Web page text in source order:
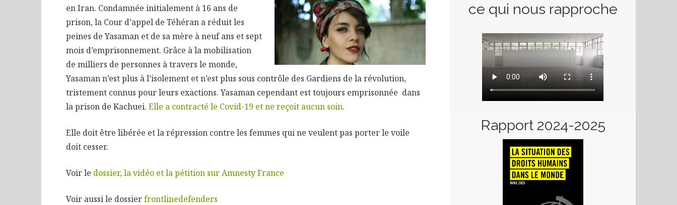
en Iran. Condamnée initialement à 16 ans de
prison, la Cour d’appel de Téhéran a réduit les
peines de Yasaman et de sa mère à neuf ans et sept
mois d’emprisonnement. Grâce à la mobilisation
de milliers de personnes à travers le monde,
Yasaman n’est plus à l’isolement et n’est plus sous contrôle des Gardiens de la révolution,
tristement connus pour leurs exactions. Yasaman cependant est toujours emprisonnée dans
la prison de Kachuei. Elle a contracté le Covid-19 et ne reçoit aucun soin.
Elle doit être libérée et la répression contre les femmes qui ne veulent pas porter le voile
doit cesser.
Voir le dossier, la vidéo et la pétition sur Amnesty France
Voir aussi le dossierfrontlinedefenders
ce qui nous rapproche
Rapport 2024-2025